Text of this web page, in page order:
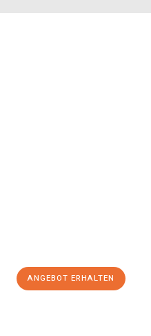
ANGEBOT ERHALTEN